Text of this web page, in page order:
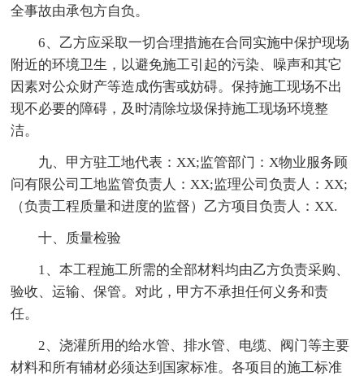
全事故由承包方自负。
6、乙方应采取一切合理措施在合同实施中保护现场
附近的环境卫生，以避免施工引起的污染、噪声和其它
因素对公众财产等造成伤害或妨碍。保持施工现场不出
现不必要的障碍，及时清除垃圾保持施工现场环境整
洁。
九、甲方驻工地代表：XX;监管部门：X物业服务顾
问有限公司工地监管负责人：XX;监理公司负责人：XX;
（负责工程质量和进度的监督）乙方项目负责人：XX.
十、质量检验
1、本工程施工所需的全部材料均由乙方负责采购、
验收、运输、保管。对此，甲方不承担任何义务和责
任。
2、浇灌所用的给水管、排水管、电缆、阀门等主要
材料和所有辅材必须达到国家标准。各项目的施工标准